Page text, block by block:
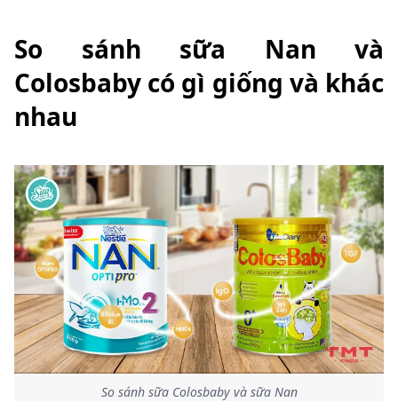
So sánh sữa Nan và
Colosbaby có gì giống và khác
nhau
So sánh sữa Colosbaby và sữa Nan